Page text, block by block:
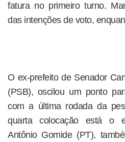
fatura no primeiro turno.
das intenções de voto,
O ex-prefeito de Senador
(PSB), oscilou um ponto
com a última rodada da
quarta colocação está o
Antônio Gomide (PT),